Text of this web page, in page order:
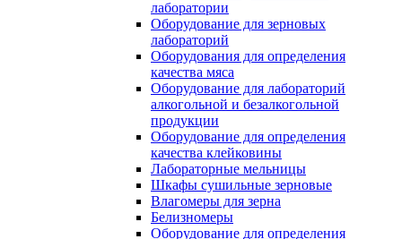
лаборатории
Оборудование для зерновых
лабораторий
Оборудования для определения
качества мяса
Оборудование для лабораторий
алкогольной и безалкогольной
продукции
Оборудование для определения
качества клейковины
Лабораторные мельницы
Шкафы сушильные зерновые
Влагомеры для зерна
Белизномеры
Оборудование для определения